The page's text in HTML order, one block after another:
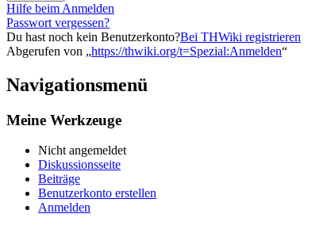
Hilfe beim Anmelden
Passwort vergessen?
Du hast noch kein Benutzerkonto?Bei THWiki registrieren
Abgerufen von „https://thwiki.org/t=Spezial:Anmelden“
Navigationsmenü
Meine Werkzeuge
Nicht angemeldet
Diskussionsseite
Beiträge
Benutzerkonto erstellen
Anmelden